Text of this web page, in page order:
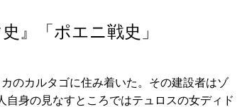
』「ポエニ戦史」
のカルタゴに住み着いた。その建設者はゾ
身の見なすところではテュロスの女ディド